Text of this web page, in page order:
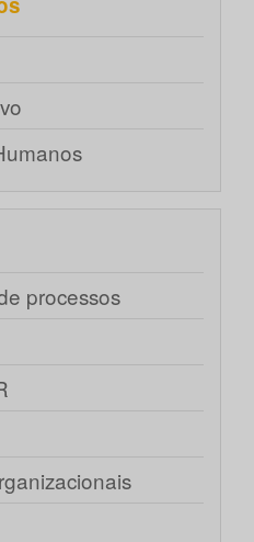
processos